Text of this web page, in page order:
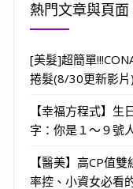
熱門文章與頁面
[美髮]超簡單
捲髮(8/30更新影片)
【幸福方程式】
字：你是１～９號
【醫美】高CP值
率控、小資女必看